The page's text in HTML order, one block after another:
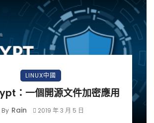
LINUX中國
：一個開源文件加密應用
By Rain 2019 年 3 月 5 日